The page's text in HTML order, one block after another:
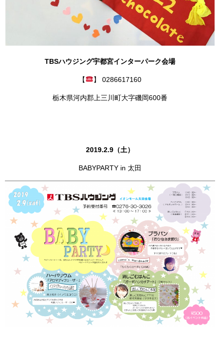
TBSハウジング宇都宮インターパーク会場
【 】 0286617160
栃木県河内郡上三川町大字磯岡600番
2019.2.9（土）
BABYPARTY in 太田